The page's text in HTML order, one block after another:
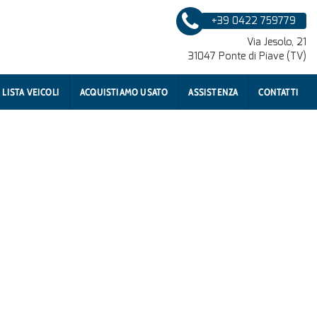
+39 0422 759779
Via Jesolo, 21
31047 Ponte di Piave (TV)
LISTA VEICOLI ACQUISTIAMO USATO ASSISTENZA CONTATTI